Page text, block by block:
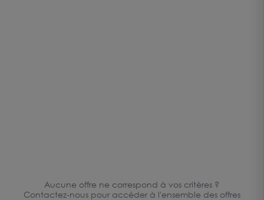
Aucune offre ne correspond à vos critères ?
Contactez-nous pour accéder à l'ensemble des offres